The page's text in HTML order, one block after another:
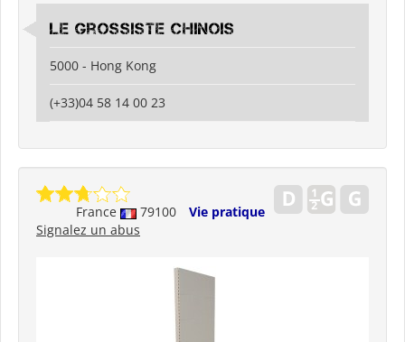
Le grossiste chinois
5000 - Hong Kong
(+33)04 58 14 00 23
France 79100
Vie pratique
Signalez un abus